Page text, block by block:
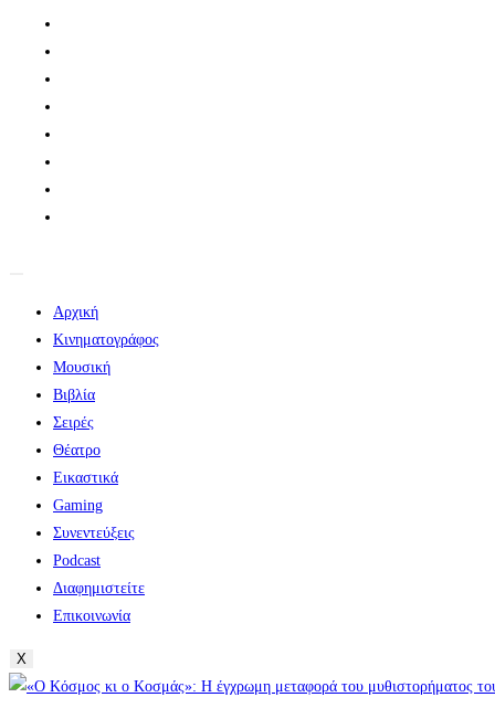
Αρχική
Κινηματογράφος
Μουσική
Βιβλία
Σειρές
Θέατρο
Εικαστικά
Gaming
Συνεντεύξεις
Podcast
Διαφημιστείτε
Επικοινωνία
X